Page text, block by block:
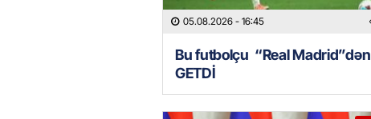
05.08.2026 - 16:45
Bu futbolçu “Real Madrid”dən
GETDİ